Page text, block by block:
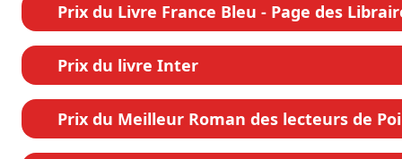
Prix du Livre France Bleu - Page des
Prix du livre Inter
Prix du Meilleur Roman des lecteurs de